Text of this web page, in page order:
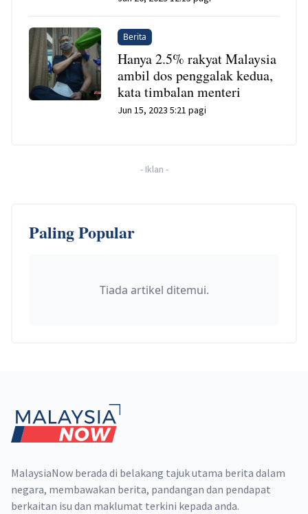
Berita
Hanya 2.5% rakyat Malaysia
ambil dos penggalak kedua,
kata timbalan menteri
Jun 15, 2023 5:21 pagi
- Iklan -
Paling Popular
Tiada artikel ditemui.
MalaysiaNow berada di belakang tajuk utama berita dalam
negara, membawakan berita, pandangan dan pendapat
berkaitan isu dan maklumat terkini kepada anda.